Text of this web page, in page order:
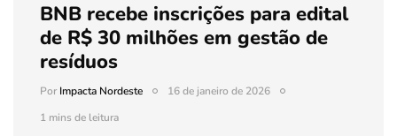
BNB recebe inscrições para edital
de R$ 30 milhões em gestão de
resíduos
PorImpacta Nordeste
16 de janeiro de 2026
1 mins de leitura